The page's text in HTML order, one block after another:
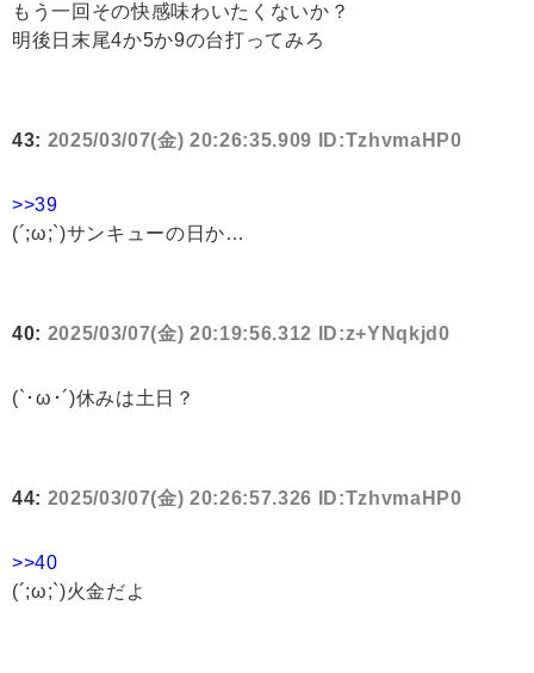
もう一回その快感味わいたくないか？
明後日末尾4か5か9の台打ってみろ
43: 2025/03/07(金) 20:26:35.909 ID:TzhvmaHP0
>>39
(´;ω;`)サンキューの日か…
40: 2025/03/07(金) 20:19:56.312 ID:z+YNqkjd0
(`･ω･´)休みは土日？
44: 2025/03/07(金) 20:26:57.326 ID:TzhvmaHP0
>>40
(´;ω;`)火金だよ